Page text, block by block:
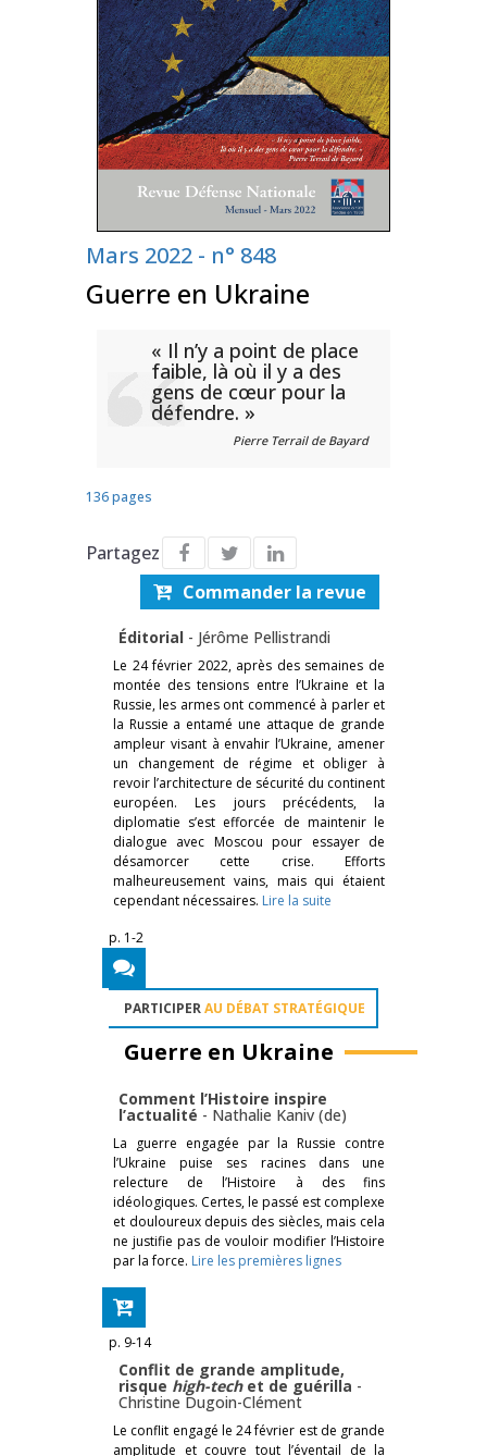
Mars 2022 - n° 848
Guerre en Ukraine
« Il n’y a point de place
faible, là où il y a des
gens de cœur pour la
défendre. »
Pierre Terrail de Bayard
136 pages
Partagez
Commander la revue
Éditorial - Jérôme Pellistrandi
Le 24 février 2022, après des semaines de
montée des tensions entre l’Ukraine et la
Russie, les armes ont commencé à parler et
la Russie a entamé une attaque de grande
ampleur visant à envahir l’Ukraine, amener
un changement de régime et obliger à
revoir l’architecture de sécurité du continent
européen. Les jours précédents, la
diplomatie s’est efforcée de maintenir le
dialogue avec Moscou pour essayer de
désamorcer cette crise. Efforts
malheureusement vains, mais qui étaient
cependant nécessaires. Lire la suite
p. 1-2
PARTICIPERAU DÉBAT STRATÉGIQUE
Guerre en Ukraine
Comment l’Histoire inspire
l’actualité - Nathalie Kaniv (de)
La guerre engagée par la Russie contre
l’Ukraine puise ses racines dans une
relecture de l’Histoire à des fins
idéologiques. Certes, le passé est complexe
et douloureux depuis des siècles, mais cela
ne justifie pas de vouloir modifier l’Histoire
par la force. Lire les premières lignes
p. 9-14
Conflit de grande amplitude,
risque high-techet de guérilla -
Christine Dugoin-Clément
Le conflit engagé le 24 février est de grande
amplitude et couvre tout l’éventail de la